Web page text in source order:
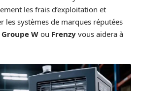
les frais d’exploitation et
les systèmes de marques réputées
Groupe W ou Frenzy vous aidera à